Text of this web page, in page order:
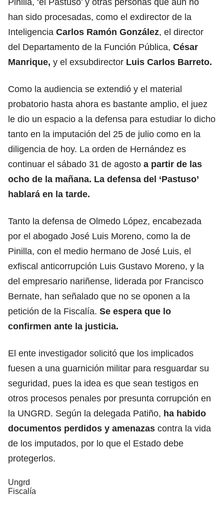
han sido procesadas, como el exdirector de la
Inteligencia Carlos Ramón González, el director
del Departamento de la Función Pública, César
Manrique, y el exsubdirector Luis Carlos Barreto.
Como la audiencia se extendió y el material
probatorio hasta ahora es bastante amplio, el juez
le dio un espacio a la defensa para estudiar lo dicho
tanto en la imputación del 25 de julio como en la
diligencia de hoy. La orden de Hernández es
continuar el sábado 31 de agosto a partir de las
ocho de la mañana. La defensa del ‘Pastuso’
hablará en la tarde.
Tanto la defensa de Olmedo López, encabezada
por el abogado José Luis Moreno, como la de
Pinilla, con el medio hermano de José Luis, el
exfiscal anticorrupción Luis Gustavo Moreno, y la
del empresario nariñense, liderada por Francisco
Bernate, han señalado que no se oponen a la
petición de la Fiscalía. Se espera que lo
confirmen ante la justicia.
El ente investigador solicitó que los implicados
fuesen a una guarnición militar para resguardar su
seguridad, pues la idea es que sean testigos en
otros procesos penales por presunta corrupción en
la UNGRD. Según la delegada Patiño, ha habido
documentos perdidos y amenazas contra la vida
de los imputados, por lo que el Estado debe
protegerlos.
Ungrd
Fiscalía